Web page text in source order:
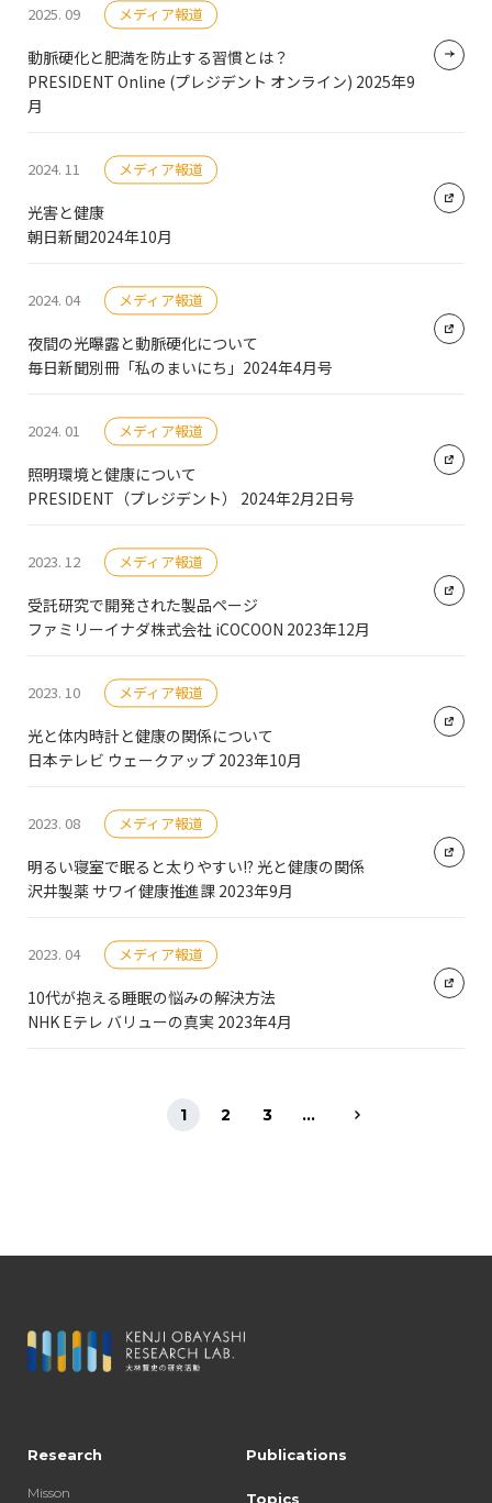
2025. 09 メディア報道
動脈硬化と肥満を防止する習慣とは？
PRESIDENT Online (プレジデント オンライン) 2025年9
月
2024. 11 メディア報道
光害と健康
朝日新聞2024年10月
2024. 04 メディア報道
夜間の光曝露と動脈硬化について
毎日新聞別冊「私のまいにち」2024年4月号
2024. 01 メディア報道
照明環境と健康について
PRESIDENT（プレジデント） 2024年2月2日号
2023. 12 メディア報道
受託研究で開発された製品ページ
ファミリーイナダ株式会社 iCOCOON 2023年12月
2023. 10 メディア報道
光と体内時計と健康の関係について
日本テレビ ウェークアップ 2023年10月
2023. 08 メディア報道
明るい寝室で眠ると太りやすい!? 光と健康の関係
沢井製薬 サワイ健康推進課 2023年9月
2023. 04 メディア報道
10代が抱える睡眠の悩みの解決方法
NHK Eテレ バリューの真実 2023年4月
1 2 3 ...
Research
Misson
Publications
Topics